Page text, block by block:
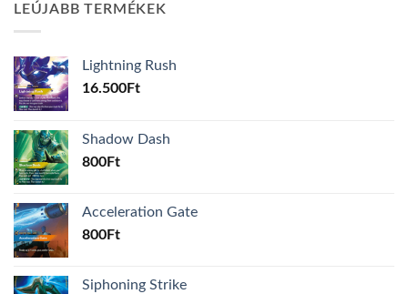
LEÚJABB TERMÉKEK
Lightning Rush
16.500Ft
Shadow Dash
800Ft
Acceleration Gate
800Ft
Siphoning Strike